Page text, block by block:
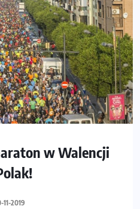
w Walencji
11-2019